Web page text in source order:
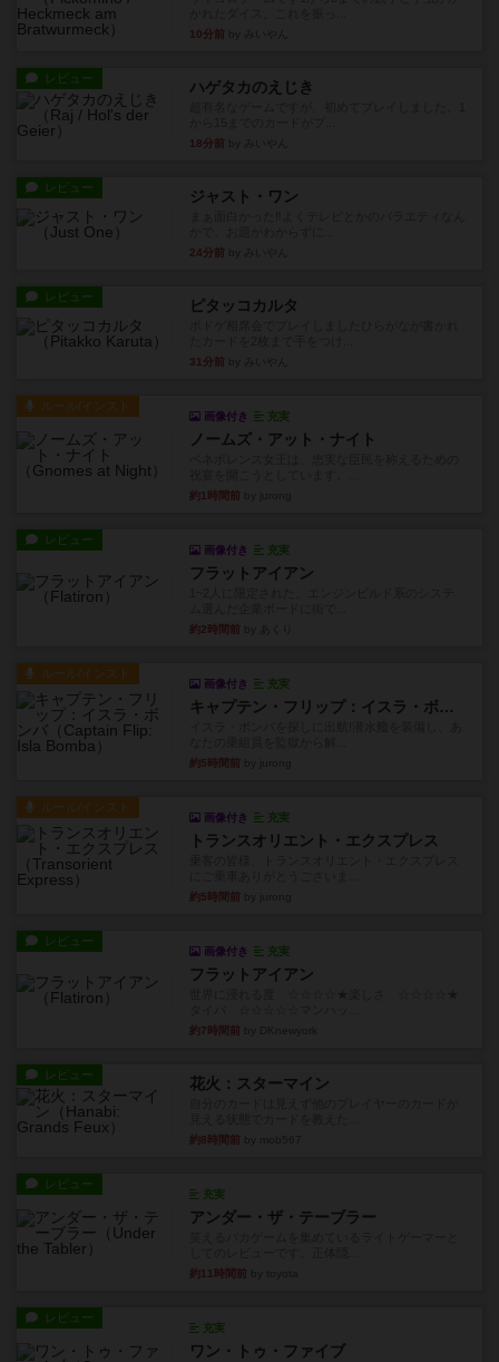
10分前
レビュー ハゲタカのえじき
18分前
レビュー ジャスト・ワン
24分前
レビュー ピタッコカルタ
31分前
ルール/インスト
画像付き 充実
ノームズ・アット・ナイト
約1時間前
レビュー
画像付き 充実
フラットアイアン
約2時間前
ルール/インスト
画像付き 充実
キャプテン・フリップ：イスラ・ボンバ
約5時間前
ルール/インスト
画像付き 充実
トランスオリエント・エクスプレス
約5時間前
レビュー
画像付き 充実
フラットアイアン
約7時間前
レビュー 花火：スターマイン
約8時間前
レビュー
充実
アンダー・ザ・テーブラー
約11時間前
レビュー
充実
ワン・トゥ・ファイブ